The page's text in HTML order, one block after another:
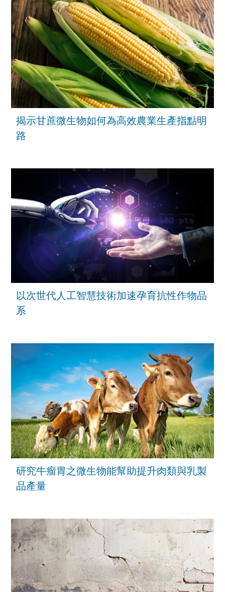
揭示甘蔗微生物如何為高效農業生產指點明
路
以次世代人工智慧技術加速孕育抗性作物品
系
研究牛瘤胃之微生物能幫助提升肉類與乳製
品產量